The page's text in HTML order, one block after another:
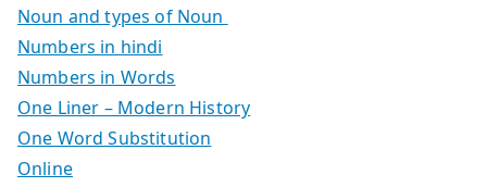
Noun and types of Noun
Numbers in hindi
Numbers in Words
One Liner – Modern History
One Word Substitution
Online